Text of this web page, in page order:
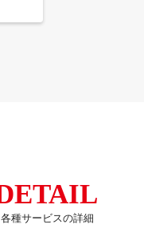
各種サービスの詳細